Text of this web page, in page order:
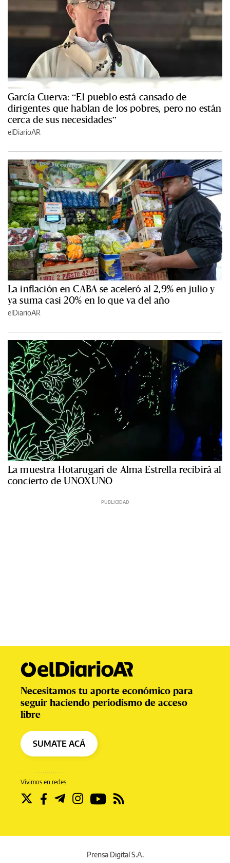
García Cuerva: “El pueblo está cansado de
dirigentes que hablan de los pobres, pero no están
cerca de sus necesidades”
elDiarioAR
La inflación en CABA se aceleró al 2,9% en julio y
ya suma casi 20% en lo que va del año
elDiarioAR
La muestra Hotarugari de Alma Estrella recibirá al
concierto de UNOXUNO
Vivimos en redes
Necesitamos tu aporte económico para
seguir haciendo periodismo de acceso
libre
SUMATE ACÁ
Prensa Digital S.A.